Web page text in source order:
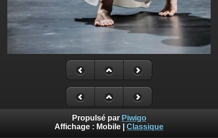
Propulsé par Piwigo
Affichage : Mobile Classique